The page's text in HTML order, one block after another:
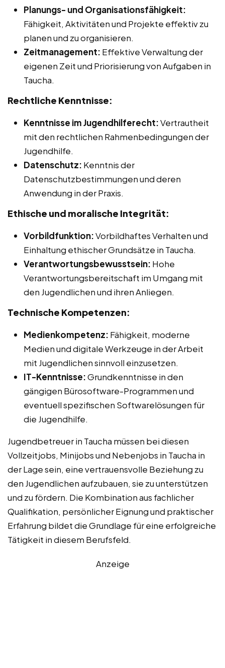
Planungs- und Organisationsfähigkeit:
Fähigkeit, Aktivitäten und Projekte effektiv zu
planen und zu organisieren.
Zeitmanagement: Effektive Verwaltung der
eigenen Zeit und Priorisierung von Aufgaben in
Taucha.
Rechtliche Kenntnisse:
Kenntnisse im Jugendhilferecht:Vertrautheit
mit den rechtlichen Rahmenbedingungen der
Jugendhilfe.
Datenschutz: Kenntnis der
Datenschutzbestimmungen und deren
Anwendung in der Praxis.
Ethische und moralische Integrität:
Vorbildfunktion:Vorbildhaftes Verhalten und
Einhaltung ethischer Grundsätze in Taucha.
Verantwortungsbewusstsein: Hohe
Verantwortungsbereitschaft im Umgang mit
den Jugendlichen und ihren Anliegen.
Technische Kompetenzen:
Medienkompetenz: Fähigkeit, moderne
Medien und digitale Werkzeuge in der Arbeit
mit Jugendlichen sinnvoll einzusetzen.
IT-Kenntnisse:Grundkenntnisse in den
gängigen Bürosoftware-Programmen und
eventuell spezifischen Softwarelösungen für
die Jugendhilfe.
Jugendbetreuer in Taucha müssen bei diesen
Vollzeitjobs, Minijobs und Nebenjobs in Taucha in
der Lage sein, eine vertrauensvolle Beziehung zu
den Jugendlichen aufzubauen, sie zu unterstützen
und zu fördern. Die Kombination aus fachlicher
Qualifikation, persönlicher Eignung und praktischer
Erfahrung bildet die Grundlage für eine erfolgreiche
Tätigkeit in diesem Berufsfeld.
Anzeige